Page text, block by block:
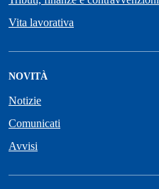
Vita lavorativa
NOVITÀ
Notizie
Comunicati
Avvisi